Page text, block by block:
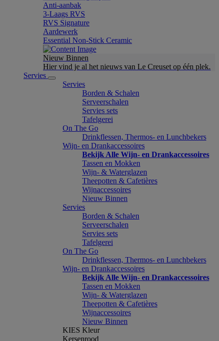
Anti-aanbak
3-Laags RVS
RVS Signature
Aardewerk
Essential Non-Stick Ceramic
Nieuw Binnen
Hier vind je al het nieuws van Le Creuset op één plek.
Servies
Servies
Borden & Schalen
Serveerschalen
Servies sets
Tafelgerei
On The Go
Drinkflessen, Thermos- en Lunchbekers
Wijn- en Drankaccessoires
Bekijk Alle Wijn- en Drankaccessoires
Tassen en Mokken
Wijn- & Waterglazen
Theepotten & Cafetières
Wijnaccessoires
Nieuw Binnen
Servies
Borden & Schalen
Serveerschalen
Servies sets
Tafelgerei
On The Go
Drinkflessen, Thermos- en Lunchbekers
Wijn- en Drankaccessoires
Bekijk Alle Wijn- en Drankaccessoires
Tassen en Mokken
Wijn- & Waterglazen
Theepotten & Cafetières
Wijnaccessoires
Nieuw Binnen
KIES Kleur
Kersenrood